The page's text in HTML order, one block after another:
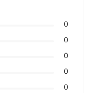
0
0
0
0
0